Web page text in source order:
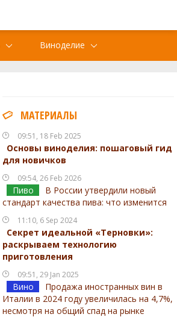
Виноделие
МАТЕРИАЛЫ
09:51, 18 Feb 2025
Основы виноделия: пошаговый гид
для новичков
09:54, 26 Feb 2026
Пиво
В России утвердили новый
стандарт качества пива: что изменится
11:10, 6 Sep 2024
Секрет идеальной «Терновки»:
раскрываем технологию
приготовления
09:51, 29 Jan 2025
Вино
Продажа иностранных вин в
Италии в 2024 году увеличилась на 4,7%,
несмотря на общий спад на рынке